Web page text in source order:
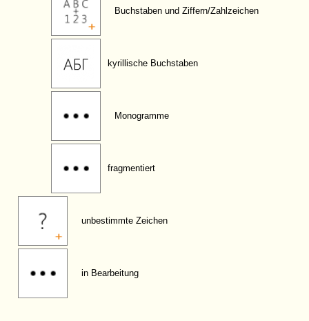
Buchstaben und Ziffern/Zahlzeichen
kyrillische Buchstaben
Monogramme
fragmentiert
unbestimmte Zeichen
in Bearbeitung